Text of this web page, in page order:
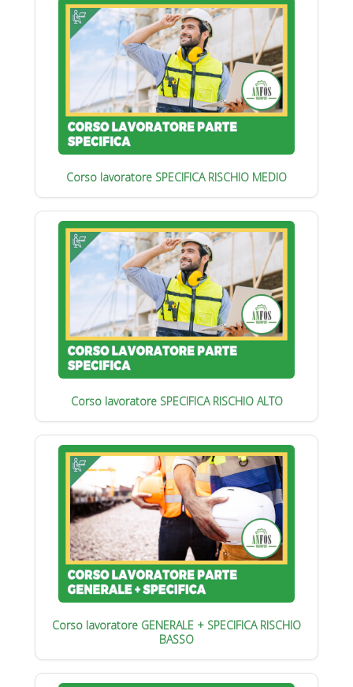
Corso lavoratore SPECIFICA RISCHIO MEDIO
Corso lavoratore SPECIFICA RISCHIO ALTO
Corso lavoratore GENERALE + SPECIFICA RISCHIO
BASSO